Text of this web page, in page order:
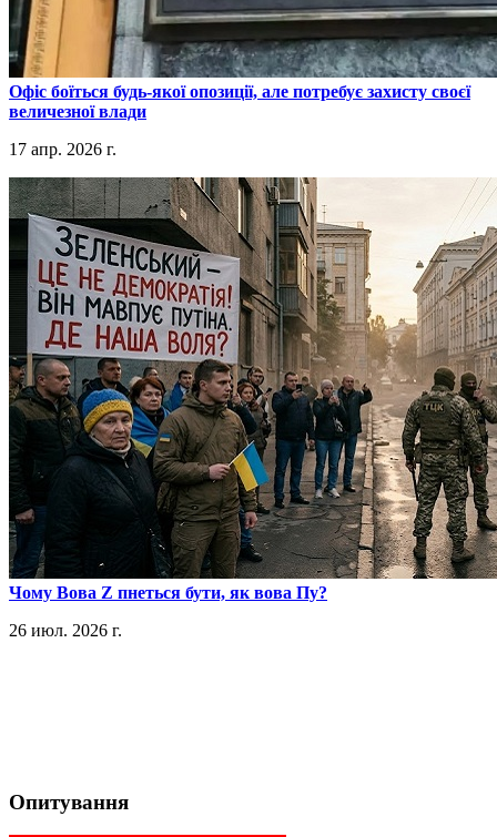
​Офіс боїться будь-якої опозиції, але потребує захисту своєї
величезної влади
17 апр. 2026 г.
​Чому Вова Z пнеться бути, як вова Пу?
26 июл. 2026 г.
Опитування